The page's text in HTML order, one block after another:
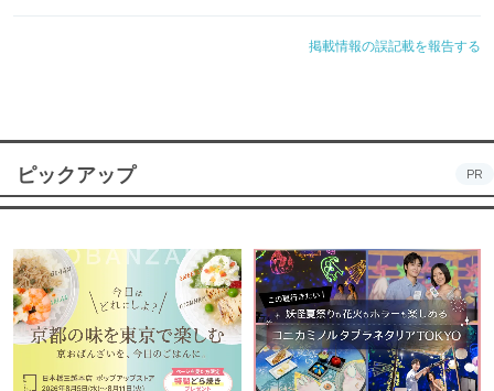
掲載情報の誤記載を報告する
ピックアップ PR